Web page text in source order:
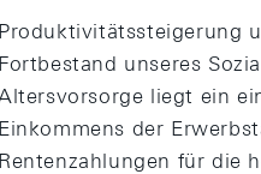
Produktivitätssteigerung
Fortbestand unseres
liegt ein
Einkommens der
Rentenzahlungen für die